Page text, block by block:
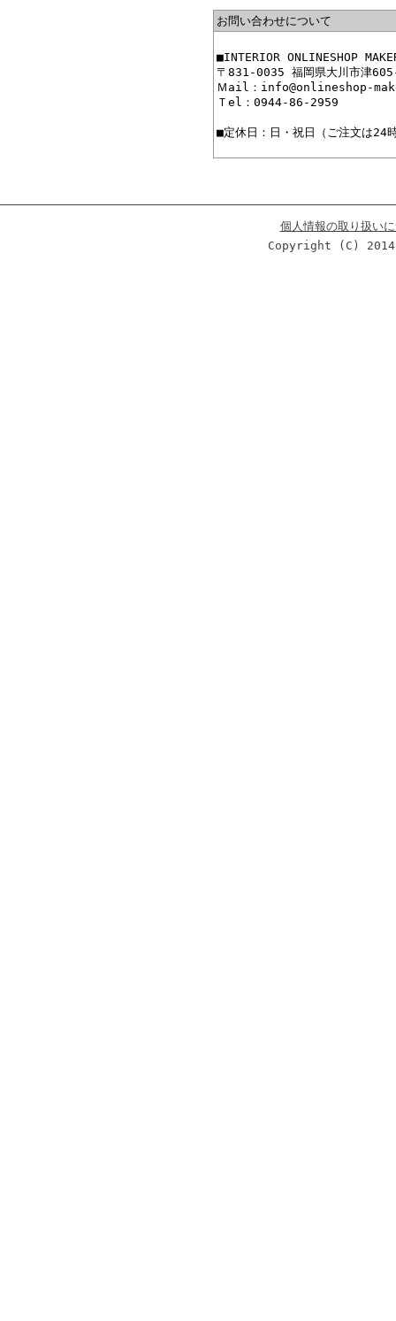
お問い合わせについて
■INTERIOR ONLINESHOP
〒831-0035 福岡県大川市津
Ｍail：info@onlineshop-
Ｔel：0944-86-2959
■定休日：日・祝日（ご注文は24
個人情報の取り扱い
Copyright (C)